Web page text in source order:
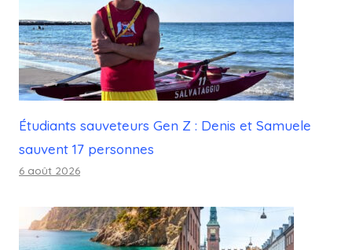
Étudiants sauveteurs Gen Z : Denis et Samuele
sauvent 17 personnes
6 août 2026